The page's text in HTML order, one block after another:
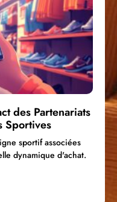
des Partenariats
Sportives
sportif associées
dynamique d'achat.